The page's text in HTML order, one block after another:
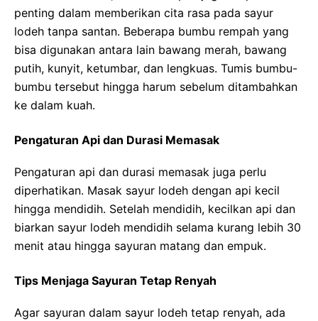
penting dalam memberikan cita rasa pada sayur
lodeh tanpa santan. Beberapa bumbu rempah yang
bisa digunakan antara lain bawang merah, bawang
putih, kunyit, ketumbar, dan lengkuas. Tumis bumbu-
bumbu tersebut hingga harum sebelum ditambahkan
ke dalam kuah.
Pengaturan Api dan Durasi Memasak
Pengaturan api dan durasi memasak juga perlu
diperhatikan. Masak sayur lodeh dengan api kecil
hingga mendidih. Setelah mendidih, kecilkan api dan
biarkan sayur lodeh mendidih selama kurang lebih 30
menit atau hingga sayuran matang dan empuk.
Tips Menjaga Sayuran Tetap Renyah
Agar sayuran dalam sayur lodeh tetap renyah, ada